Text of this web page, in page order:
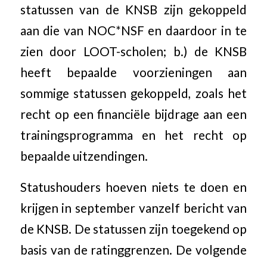
statussen van de KNSB zijn gekoppeld
aan die van NOC*NSF en daardoor in te
zien door LOOT-scholen; b.) de KNSB
heeft bepaalde voorzieningen aan
sommige statussen gekoppeld, zoals het
recht op een financiële bijdrage aan een
trainingsprogramma en het recht op
bepaalde uitzendingen.
Statushouders hoeven niets te doen en
krijgen in september vanzelf bericht van
de KNSB. De statussen zijn toegekend op
basis van de ratinggrenzen. De volgende